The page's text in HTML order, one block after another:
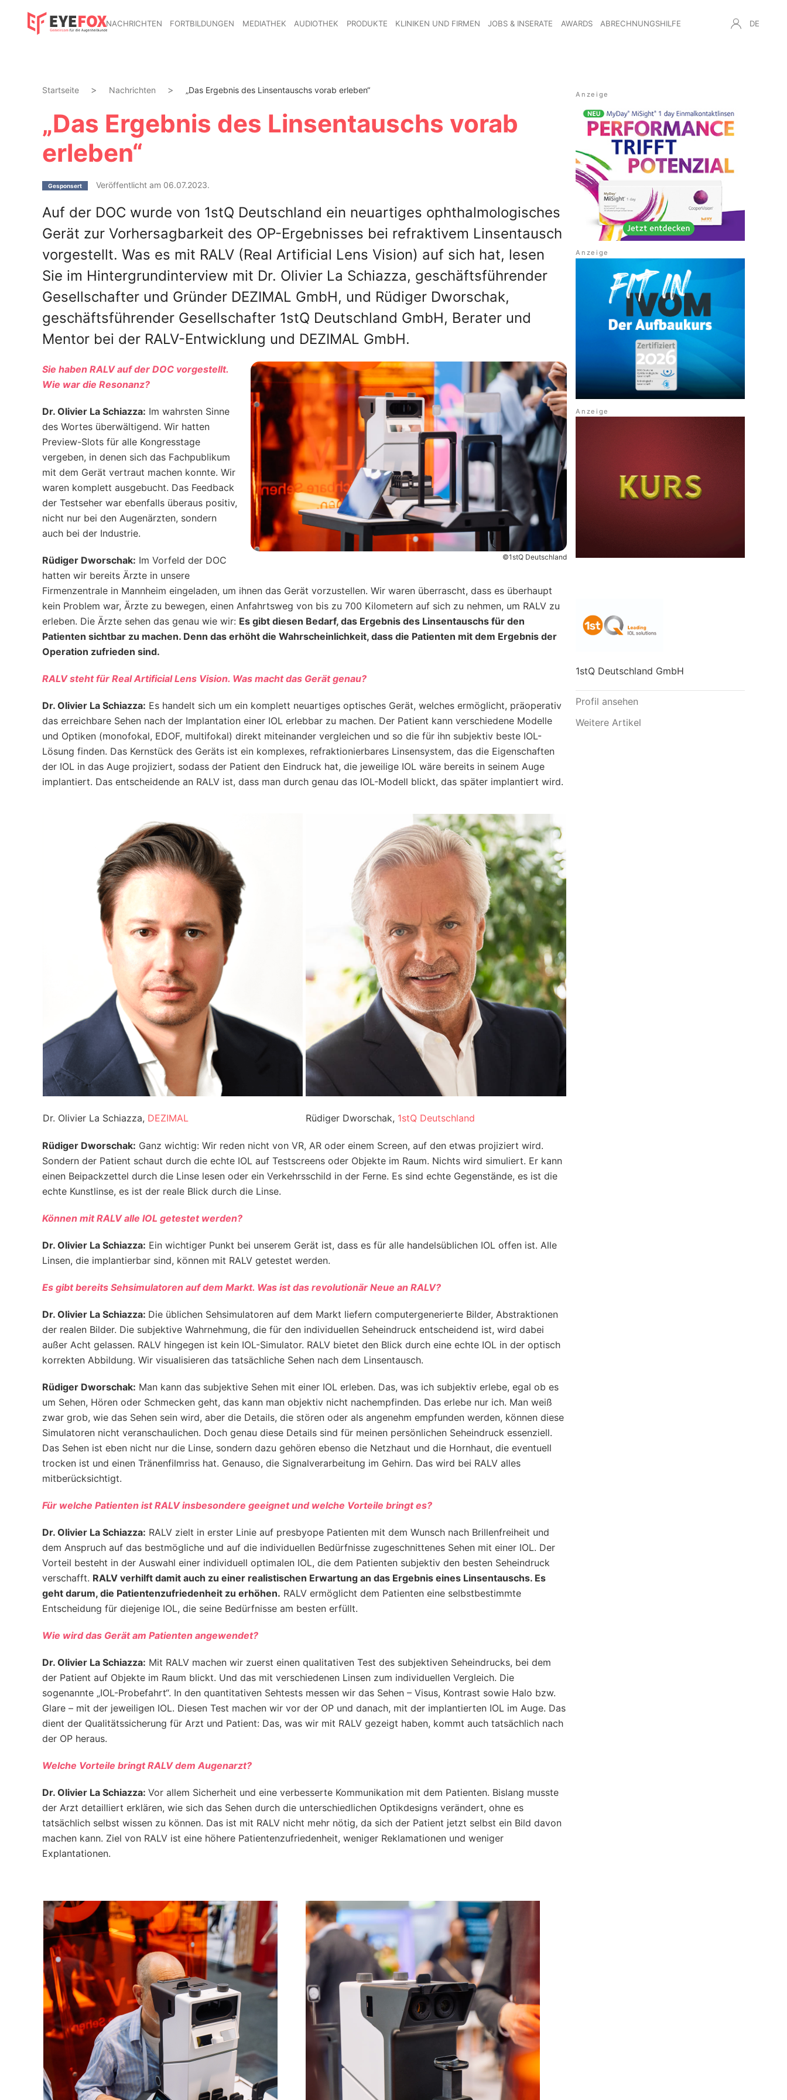
NACHRICHTEN FORTBILDUNGEN MEDIATHEK AUDIOTHEK PRODUKTE KLINIKEN UND FIRMEN JOBS & INSERATE AWARDS ABRECHNUNGSHILFE DE
Startseite Nachrichten „Das Ergebnis des Linsentauschs vorab erleben“
„Das Ergebnis des Linsentauschs vorab
erleben“
Gesponsert Veröffentlicht am 06.07.2023.
Auf der DOC wurde von 1stQ Deutschland ein neuartiges ophthalmologisches
Gerät zur Vorhersagbarkeit des OP-Ergebnisses bei refraktivem Linsentausch
vorgestellt. Was es mit RALV (Real Artificial Lens Vision) auf sich hat, lesen
Sie im Hintergrundinterview mit Dr. Olivier La Schiazza, geschäftsführender
Gesellschafter und Gründer DEZIMAL GmbH, und Rüdiger Dworschak,
geschäftsführender Gesellschafter 1stQ Deutschland GmbH, Berater und
Mentor bei der RALV-Entwicklung und DEZIMAL GmbH.
©1stQ Deutschland
Sie haben RALV auf der DOC vorgestellt.
Wie war die Resonanz?
Dr. Olivier La Schiazza: Im wahrsten Sinne
des Wortes überwältigend. Wir hatten
Preview-Slots für alle Kongresstage
vergeben, in denen sich das Fachpublikum
mit dem Gerät vertraut machen konnte. Wir
waren komplett ausgebucht. Das Feedback
der Testseher war ebenfalls überaus positiv,
nicht nur bei den Augenärzten, sondern
auch bei der Industrie.
Rüdiger Dworschak: Im Vorfeld der DOC
hatten wir bereits Ärzte in unsere
Firmenzentrale in Mannheim eingeladen, um ihnen das Gerät vorzustellen. Wir waren überrascht, dass es überhaupt
kein Problem war, Ärzte zu bewegen, einen Anfahrtsweg von bis zu 700 Kilometern auf sich zu nehmen, um RALV zu
erleben. Die Ärzte sehen das genau wie wir: Es gibt diesen Bedarf, das Ergebnis des Linsentauschs für den
Patienten sichtbar zu machen. Denn das erhöht die Wahrscheinlichkeit, dass die Patienten mit dem Ergebnis der
Operation zufrieden sind.
RALV steht für Real Artificial Lens Vision. Was macht das Gerät genau?
Dr. Olivier La Schiazza: Es handelt sich um ein komplett neuartiges optisches Gerät, welches ermöglicht, präoperativ
das erreichbare Sehen nach der Implantation einer IOL erlebbar zu machen. Der Patient kann verschiedene Modelle
und Optiken (monofokal, EDOF, multifokal) direkt miteinander vergleichen und so die für ihn subjektiv beste IOL-
Lösung finden. Das Kernstück des Geräts ist ein komplexes, refraktionierbares Linsensystem, das die Eigenschaften
der IOL in das Auge projiziert, sodass der Patient den Eindruck hat, die jeweilige IOL wäre bereits in seinem Auge
implantiert. Das entscheidende an RALV ist, dass man durch genau das IOL-Modell blickt, das später implantiert wird.
Dr. Olivier La Schiazza, DEZIMAL Rüdiger Dworschak, 1stQ Deutschland
Rüdiger Dworschak: Ganz wichtig: Wir reden nicht von VR, AR oder einem Screen, auf den etwas projiziert wird.
Sondern der Patient schaut durch die echte IOL auf Testscreens oder Objekte im Raum. Nichts wird simuliert. Er kann
einen Beipackzettel durch die Linse lesen oder ein Verkehrsschild in der Ferne. Es sind echte Gegenstände, es ist die
echte Kunstlinse, es ist der reale Blick durch die Linse.
Können mit RALV alle IOL getestet werden?
Dr. Olivier La Schiazza: Ein wichtiger Punkt bei unserem Gerät ist, dass es für alle handelsüblichen IOL offen ist. Alle
Linsen, die implantierbar sind, können mit RALV getestet werden.
Es gibt bereits Sehsimulatoren auf dem Markt. Was ist das revolutionär Neue an RALV?
Dr. Olivier La Schiazza: Die üblichen Sehsimulatoren auf dem Markt liefern computergenerierte Bilder, Abstraktionen
der realen Bilder. Die subjektive Wahrnehmung, die für den individuellen Seheindruck entscheidend ist, wird dabei
außer Acht gelassen. RALV hingegen ist kein IOL-Simulator. RALV bietet den Blick durch eine echte IOL in der optisch
korrekten Abbildung. Wir visualisieren das tatsächliche Sehen nach dem Linsentausch.
Rüdiger Dworschak: Man kann das subjektive Sehen mit einer IOL erleben. Das, was ich subjektiv erlebe, egal ob es
um Sehen, Hören oder Schmecken geht, das kann man objektiv nicht nachempfinden. Das erlebe nur ich. Man weiß
zwar grob, wie das Sehen sein wird, aber die Details, die stören oder als angenehm empfunden werden, können diese
Simulatoren nicht veranschaulichen. Doch genau diese Details sind für meinen persönlichen Seheindruck essenziell.
Das Sehen ist eben nicht nur die Linse, sondern dazu gehören ebenso die Netzhaut und die Hornhaut, die eventuell
trocken ist und einen Tränenfilmriss hat. Genauso, die Signalverarbeitung im Gehirn. Das wird bei RALV alles
mitberücksichtigt.
Für welche Patienten ist RALV insbesondere geeignet und welche Vorteile bringt es?
Dr. Olivier La Schiazza: RALV zielt in erster Linie auf presbyope Patienten mit dem Wunsch nach Brillenfreiheit und
dem Anspruch auf das bestmögliche und auf die individuellen Bedürfnisse zugeschnittenes Sehen mit einer IOL. Der
Vorteil besteht in der Auswahl einer individuell optimalen IOL, die dem Patienten subjektiv den besten Seheindruck
verschafft. RALV verhilft damit auch zu einer realistischen Erwartung an das Ergebnis eines Linsentauschs. Es
geht darum, die Patientenzufriedenheit zu erhöhen. RALV ermöglicht dem Patienten eine selbstbestimmte
Entscheidung für diejenige IOL, die seine Bedürfnisse am besten erfüllt.
Wie wird das Gerät am Patienten angewendet?
Dr. Olivier La Schiazza: Mit RALV machen wir zuerst einen qualitativen Test des subjektiven Seheindrucks, bei dem
der Patient auf Objekte im Raum blickt. Und das mit verschiedenen Linsen zum individuellen Vergleich. Die
sogenannte „IOL-Probefahrt“. In den quantitativen Sehtests messen wir das Sehen – Visus, Kontrast sowie Halo bzw.
Glare – mit der jeweiligen IOL. Diesen Test machen wir vor der OP und danach, mit der implantierten IOL im Auge. Das
dient der Qualitätssicherung für Arzt und Patient: Das, was wir mit RALV gezeigt haben, kommt auch tatsächlich nach
der OP heraus.
Welche Vorteile bringt RALV dem Augenarzt?
Dr. Olivier La Schiazza: Vor allem Sicherheit und eine verbesserte Kommunikation mit dem Patienten. Bislang musste
der Arzt detailliert erklären, wie sich das Sehen durch die unterschiedlichen Optikdesigns verändert, ohne es
tatsächlich selbst wissen zu können. Das ist mit RALV nicht mehr nötig, da sich der Patient jetzt selbst ein Bild davon
machen kann. Ziel von RALV ist eine höhere Patientenzufriedenheit, weniger Reklamationen und weniger
Explantationen.
1stQ Deutschland GmbH
Profil ansehen
Weitere Artikel